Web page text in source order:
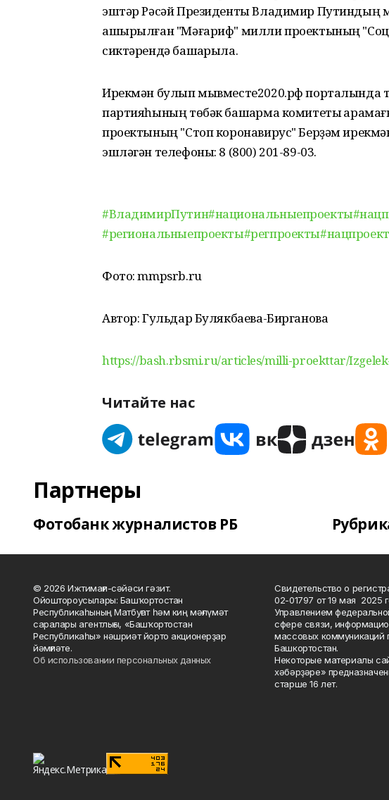
эштәр Рәсәй Президенты Владимир Путиндың
ашырылған "Мәғариф" милли проектының
сиктәрендә башҡарыла.
Ирекмән булып мывместе2020.рф порталында
партияһының төбәк башҡарма комитеты
проектының "Стоп коронавирус" Берҙәм
эшләгән телефоны: 8 (800) 201-89-03.
#ВладимирПутин#национальныепроекты
#региональныепроекты#регпроекты
Фото: mmpsrb.ru
Автор: Гульдар Булякбаева-Бирганова
https://bash.rbsmi.ru/articles/milli-proekttar/
Читайте нас
Партнеры
Фотобанк журналистов РБ
© 2026 Ижтимағи-сәйәси гәзит.
Ойоштороусылары: Башҡортостан
Республикаһының Матбуғат һәм киң мәғлүмәт
саралары агентлығы, «Башҡортостан
Республикаһы» нәшриәт йорто акционерҙар
йәмғиәте.
Об использовании персональных данных
Свидетельство о
02-01797 от 19 мая 2025
Управлением
сфере связи,
массовых коммуникаций
Башкортостан.
Некоторые материалы
хәбәрҙәре»
старше 16 лет.